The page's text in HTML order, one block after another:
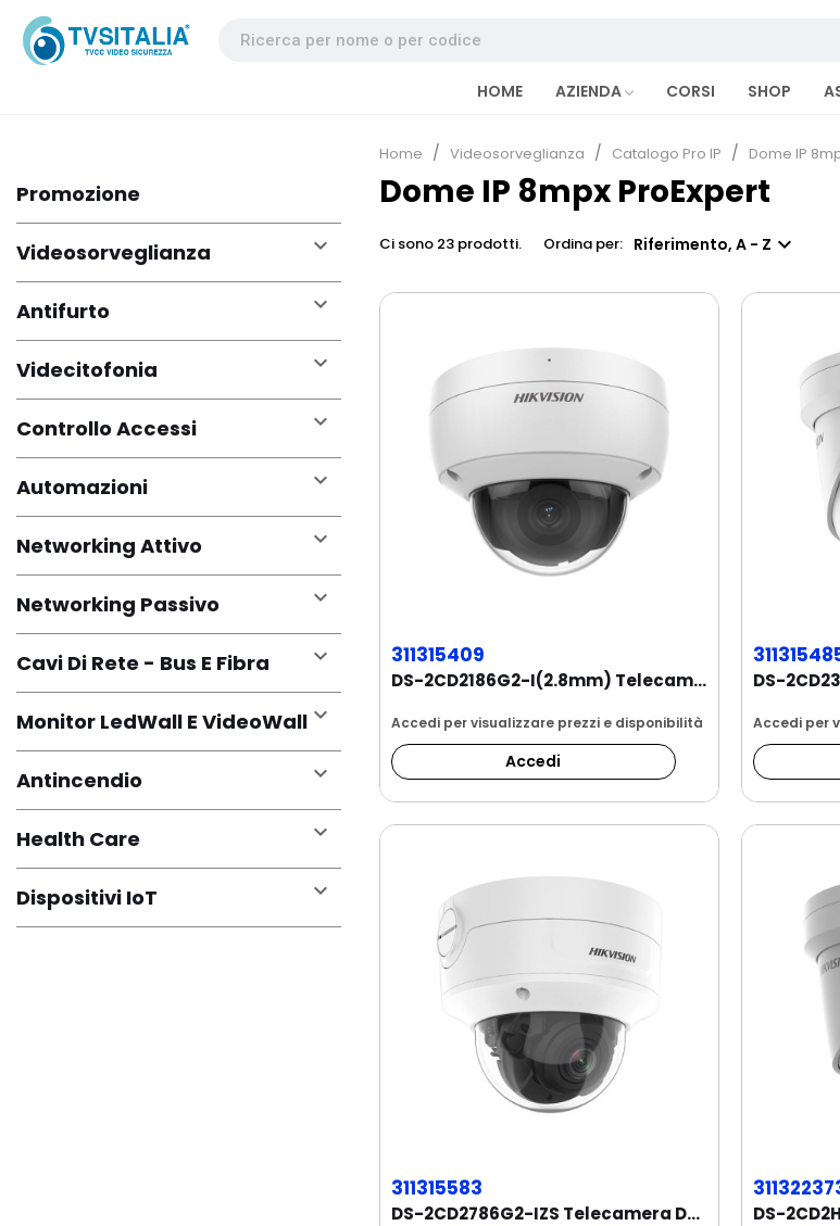
HOME AZIENDA CORSI SHOP
Promozione
Videosorveglianza 
Antifurto 
Videcitofonia 
Controllo Accessi 
Automazioni 
Networking Attivo 
Networking Passivo 
Cavi Di Rete - Bus E Fibra 
Monitor LedWall E VideoWall
Antincendio 
Health Care 
Dispositivi IoT 
Home Videosorveglianza Catalogo Pro IP Dome IP
Dome IP 8mpx ProExpert
Ci sono 23 prodotti. Ordina per: Riferimento, A - Z 
311315409
DS-2CD2186G2-I(2.8mm) Telecamera Dome IP...
Accedi per visualizzare prezzi e disponibilità
Accedi
Accedi per
311315583
DS-2CD2786G2-IZS Telecamera Dome IP Risoluzione...